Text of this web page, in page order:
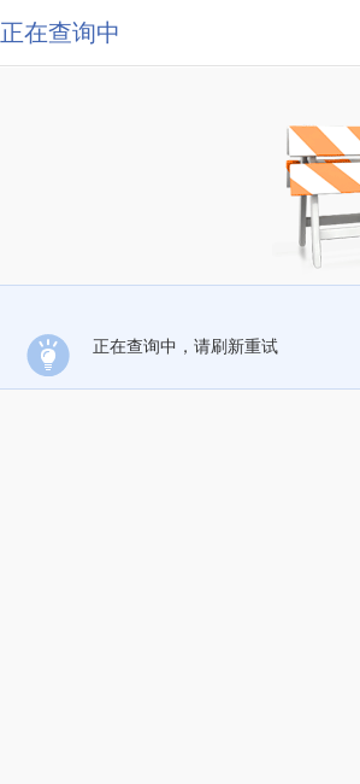
正在查询中
正在查询中，请刷新重试